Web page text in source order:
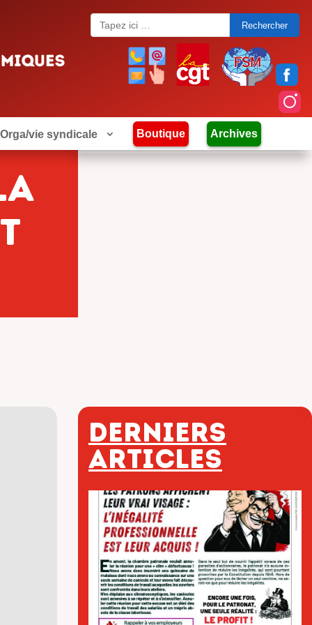
Search
for:
Orga/vie syndicale Boutique Archives
Derniers
articles